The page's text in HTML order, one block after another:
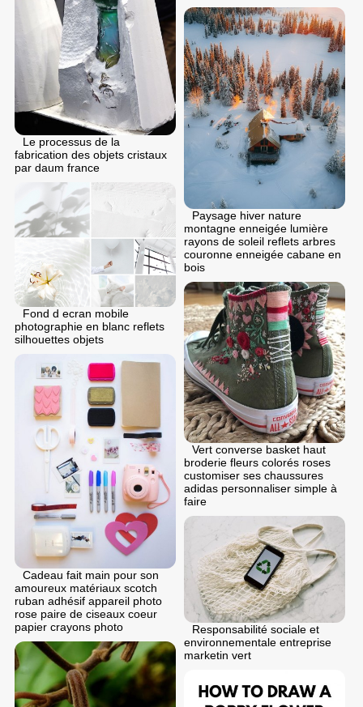
Le processus de la
fabrication des objets cristaux
par daum france
Paysage hiver nature
montagne enneigée lumière
rayons de soleil reflets arbres
couronne enneigée cabane en
bois
Fond d ecran mobile
photographie en blanc reflets
silhouettes objets
Vert converse basket haut
broderie fleurs colorés roses
customiser ses chaussures
adidas personnaliser simple à
faire
Cadeau fait main pour son
amoureux matériaux scotch
ruban adhésif appareil photo
rose paire de ciseaux coeur
papier crayons photo
Responsabilité sociale et
environnementale entreprise
marketin vert